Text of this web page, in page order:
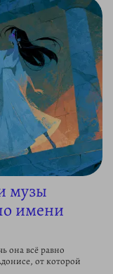
музы
имени
она всё равно
от которой